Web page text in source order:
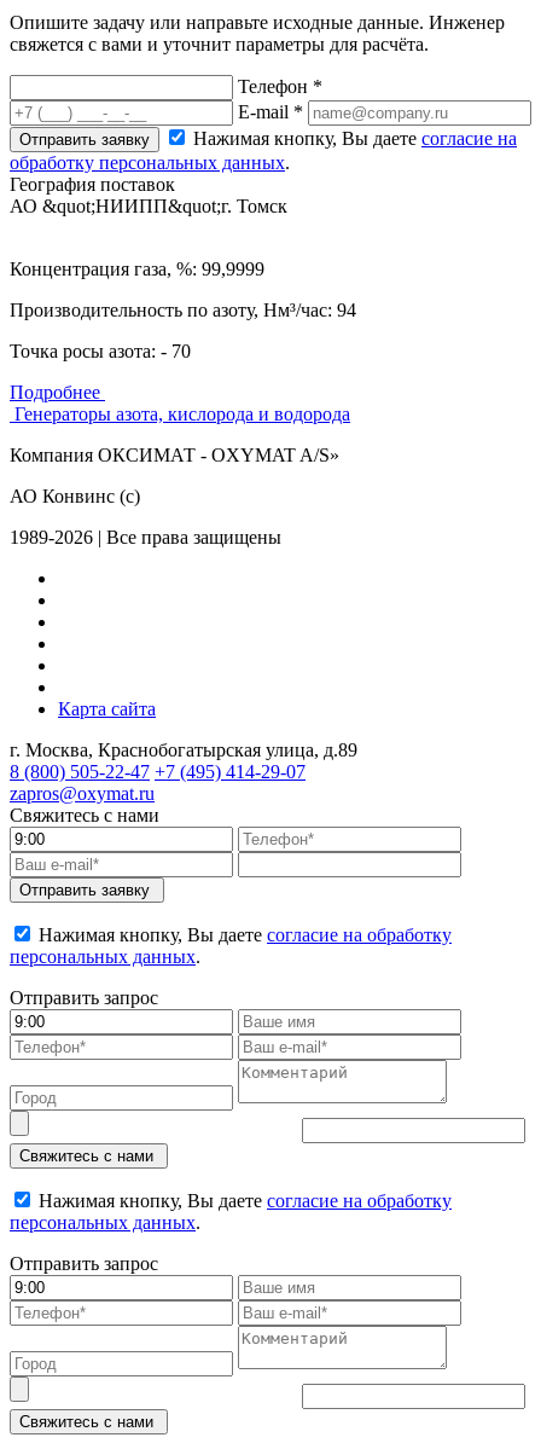
Опишите задачу или направьте исходные данные. Инженер
свяжется с вами и уточнит параметры для расчёта.
Телефон *
E-mail *
Отправить заявку Нажимая кнопку, Вы даете согласие на
обработку персональных данных.
География поставок
АО &quot;НИИПП&quot;г. Томск
Концентрация газа, %: 99,9999
Производительность по азоту, Нм³/час: 94
Точка росы азота: - 70
Подробнее
Генераторы азота, кислорода и водорода
Компания ОКСИМАТ - OXYMAT A/S»
АО Конвинс (с)
1989-2026 | Все права защищены
Карта сайта
г. Москва, Краснобогатырская улица, д.89
8 (800) 505-22-47 +7 (495) 414-29-07
zapros@oxymat.ru
Свяжитесь с нами
Отправить заявку
Нажимая кнопку, Вы даете согласие на обработку
персональных данных.
Отправить запрос
Свяжитесь с нами
Нажимая кнопку, Вы даете согласие на обработку
персональных данных.
Отправить запрос
Свяжитесь с нами